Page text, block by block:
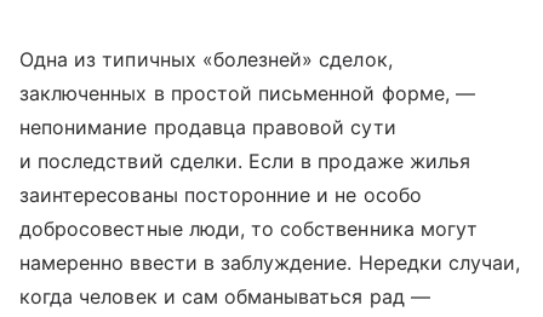
Одна из типичных «болезней» сделок,
заключенных в простой письменной форме, —
непонимание продавца правовой сути
и последствий сделки. Если в продаже жилья
заинтересованы посторонние и не особо
добросовестные люди, то собственника могут
намеренно ввести в заблуждение. Нередки случаи,
когда человек и сам обманываться рад —